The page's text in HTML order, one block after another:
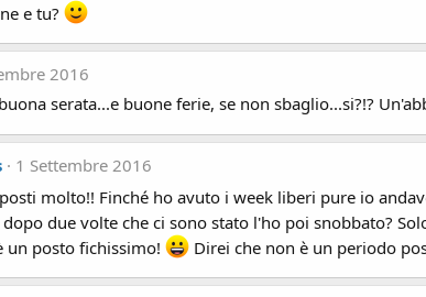
e tu?
2016
serata...e buone ferie, se non sbaglio...si?!?
1 Settembre 2016
molto!! Finché ho avuto i week liberi pure io
due volte che ci sono stato l'ho poi snobbato?
un posto fichissimo!
Direi che non è un periodo